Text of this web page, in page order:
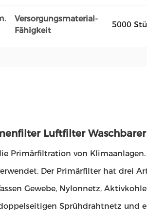
Versorgungsmaterial-
Fähigkeit
5000
Luftfilter
Primärfiltration von
Der Primärfilter hat drei
Gewebe, Nylonnetz,
Sprühdrahtnetz und